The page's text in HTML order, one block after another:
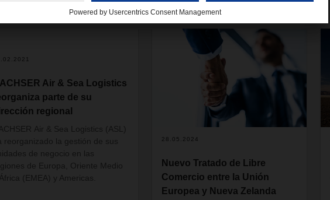
Air & Sea Logistics
parte de su
regional
Air & Sea Logistics (ASL)
reorganizado la gestión de sus
de negocio en las
de Europa, Oriente Medio
(EMEA) y Americas.
28.05.2024
Nuevo Tratado de Libre
Comercio entre la Unión
Europea y Nueva Zelanda